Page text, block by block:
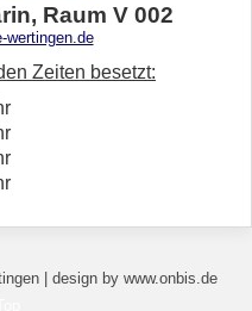
Raum V 002
wertingen.de
Zeiten besetzt:
| design by www.onbis.de